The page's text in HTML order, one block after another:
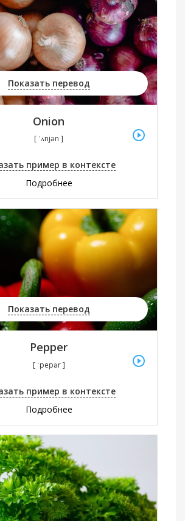
Показать перевод
Onion
[ ˈʌnjən ]
пример в контексте
Подробнее
Показать перевод
Pepper
[ ˈpepər ]
пример в контексте
Подробнее